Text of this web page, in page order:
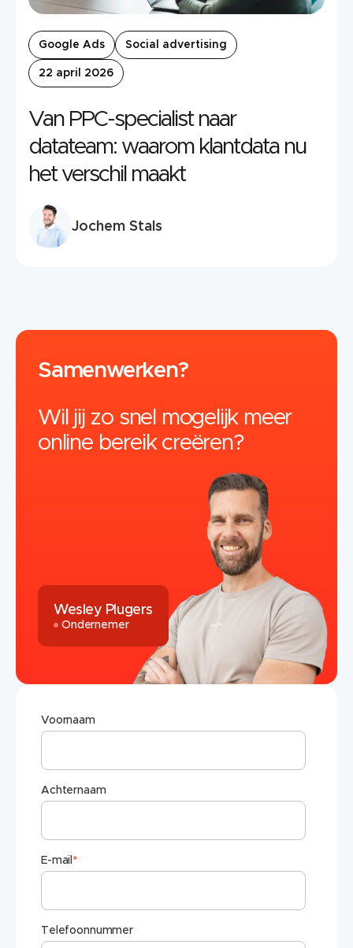
Google Ads Social advertising
22 april 2026
Van PPC-specialist naar
datateam: waarom klantdata nu
het verschil maakt
Jochem Stals
Samenwerken?
Wil jij zo snel mogelijk meer
online bereik creëren?
Wesley Plugers
Ondernemer
Voornaam
Achternaam
E-mail *
Telefoonnummer